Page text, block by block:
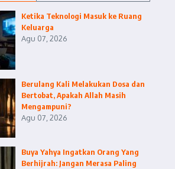
Ketika Teknologi Masuk ke Ruang
Keluarga
Agu 07, 2026
Berulang Kali Melakukan Dosa dan
Bertobat, Apakah Allah Masih
Mengampuni?
Agu 07, 2026
Buya Yahya Ingatkan Orang Yang
Berhijrah: Jangan Merasa Paling